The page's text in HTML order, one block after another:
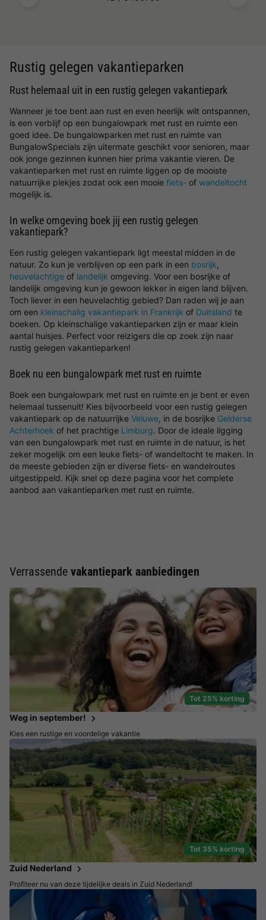
Rustig gelegen vakantieparken
Rust helemaal uit in een rustig gelegen vakantiepark
Wanneer je toe bent aan rust en even heerlijk wilt ontspannen,
is een verblijf op een bungalowpark met rust en ruimte een
goed idee. De bungalowparken met rust en ruimte van
BungalowSpecials zijn uitermate geschikt voor senioren, maar
ook jonge gezinnen kunnen hier prima vakantie vieren. De
vakantieparken met rust en ruimte liggen op de mooiste
natuurrijke plekjes zodat ook een mooie fiets- of wandeltocht
mogelijk is.
In welke omgeving boek jij een rustig gelegen
vakantiepark?
Een rustig gelegen vakantiepark ligt meestal midden in de
natuur. Zo kun je verblijven op een park in een bosrijk,
heuvelachtige of landelijk omgeving. Voor een bosrijke of
landelijk omgeving kun je gewoon lekker in eigen land blijven.
Toch liever in een heuvelachtig gebied? Dan raden wij je aan
om een kleinschalig vakantiepark in Frankrijk of Duitsland te
boeken. Op kleinschalige vakantieparken zijn er maar klein
aantal huisjes. Perfect voor reizigers die op zoek zijn naar
rustig gelegen vakantieparken!
Boek nu een bungalowpark met rust en ruimte
Boek een bungalowpark met rust en ruimte en je bent er even
helemaal tussenuit! Kies bijvoorbeeld voor een rustig gelegen
vakantiepark op de natuurrijke Veluwe, in de bosrijke Gelderse
Achterhoek of het prachtige Limburg. Door de ideale ligging
van een bungalowpark met rust en ruimte in de natuur, is het
zeker mogelijk om een leuke fiets- of wandeltocht te maken. In
de meeste gebieden zijn er diverse fiets- en wandelroutes
uitgestippeld. Kijk snel op deze pagina voor het complete
aanbod aan vakantieparken met rust en ruimte.
Verrassende vakantiepark aanbiedingen
Tot 25% korting
Weg in september!
Kies een rustige en voordelige vakantie
Tot 35% korting
Zuid Nederland
Profiteer nu van deze tijdelijke deals in Zuid Nederland!